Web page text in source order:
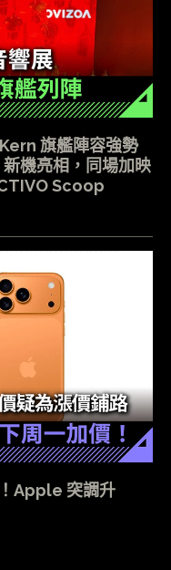
旗艦陣容強勢
機亮相，同場加映
Scoop
Apple 突調升